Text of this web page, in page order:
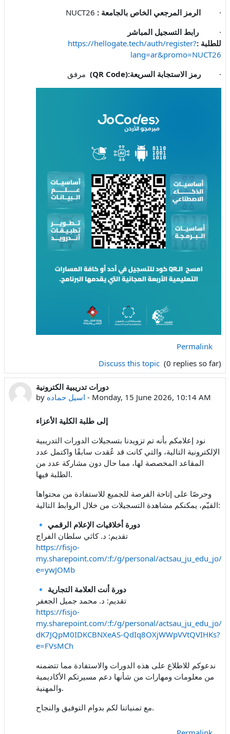
· الرمز المرجعي الخاص بالجامعة : NUCT26
·
رابط التسجيل المباشر
للطلبة :
https://hellogate.tech/auth/register?
lang=ar&promo=NUCT26
· رمز الاستجابة السريعة(QR Code): مرفق
Permalink
Discuss this topic (0 replies so far)
دورات تدريبية الكترونية
by اسيل حماده - Monday, 15 June 2026, 10:14 AM
إلى طلبة الكلية الأعزاء
نود إعلامكم بأنه تم تزويدنا بتسجيلات الدورات التدريبية
الإلكترونية التالية، والتي كانت قد عُقدت سابقًا واكتمل عدد
المقاعد المخصصة لها، مما حال دون مشاركة عدد من
الطلبة فيها.
وحرصًا على إتاحة الفرصة للجميع للاستفادة من محتواها
القيّم، يمكنكم مشاهدة التسجيلات من خلال الروابط التالية:
🔹 دورة أخلاقيات الإعلام الرقمي
تقديم: د. كاثي سلطان الفراج
https://fisjo-
my.sharepoint.com/:f:/g/personal/actsau_ju_edu_jo/
e=ywJOMb
🔹 دورة أنت العلامة التجارية
تقديم: د. محمد جميل الجعفر
https://fisjo-
my.sharepoint.com/:f:/g/personal/actsau_ju_edu_jo/
dK7JQpM0IDKCBNXeAS-QdIq8OXjWWpVVtQVIHKs?
e=FVsMCh
ندعوكم للاطلاع على هذه الدورات والاستفادة مما تتضمنه
من معلومات ومهارات من شأنها دعم مسيرتكم الأكاديمية
والمهنية.
مع تمنياتنا لكم بدوام التوفيق والنجاح.